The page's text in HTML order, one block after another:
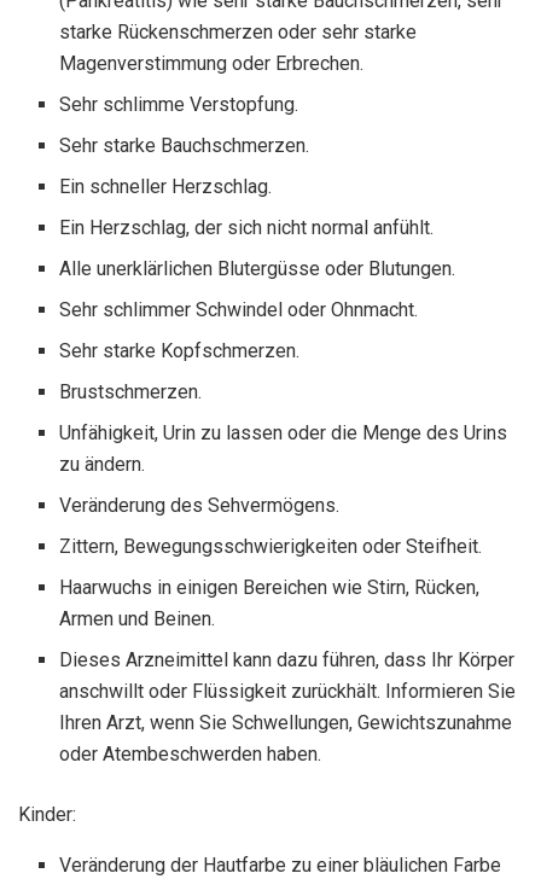
starke Rückenschmerzen oder sehr starke
Magenverstimmung oder Erbrechen.
Sehr schlimme Verstopfung.
Sehr starke Bauchschmerzen.
Ein schneller Herzschlag.
Ein Herzschlag, der sich nicht normal anfühlt.
Alle unerklärlichen Blutergüsse oder Blutungen.
Sehr schlimmer Schwindel oder Ohnmacht.
Sehr starke Kopfschmerzen.
Brustschmerzen.
Unfähigkeit, Urin zu lassen oder die Menge des Urins
zu ändern.
Veränderung des Sehvermögens.
Zittern, Bewegungsschwierigkeiten oder Steifheit.
Haarwuchs in einigen Bereichen wie Stirn, Rücken,
Armen und Beinen.
Dieses Arzneimittel kann dazu führen, dass Ihr Körper
anschwillt oder Flüssigkeit zurückhält. Informieren Sie
Ihren Arzt, wenn Sie Schwellungen, Gewichtszunahme
oder Atembeschwerden haben.
Kinder:
Veränderung der Hautfarbe zu einer bläulichen Farbe